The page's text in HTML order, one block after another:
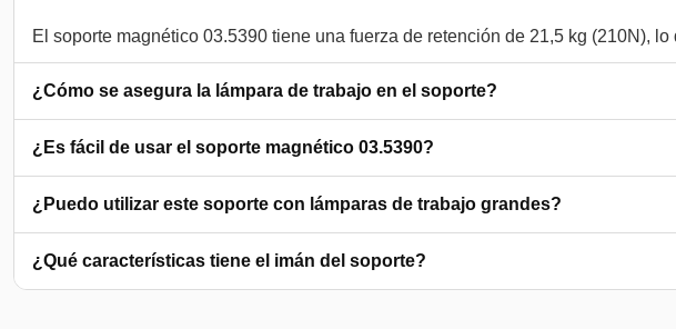
¿Cómo se asegura la lámpara de trabajo en el soporte?
¿Es fácil de usar el soporte magnético 03.5390?
¿Puedo utilizar este soporte con lámparas de trabajo grandes?
¿Qué características tiene el imán del soporte?